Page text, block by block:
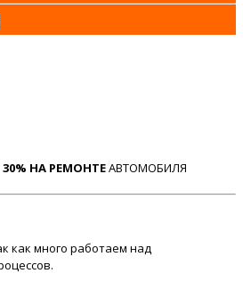
НА РЕМОНТЕАВТОМОБИЛЯ
как много работаем над